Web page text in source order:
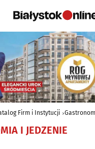
Firm i Instytucji
I JEDZENIE